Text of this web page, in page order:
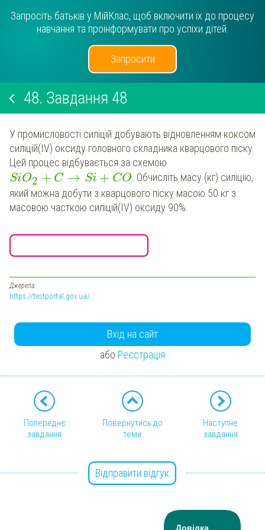
Запросіть батьків у МійКлас, щоб включити їх до процесу
навчання та проінформувати про успіхи дітей.
Запросити
48. Завдання 48
У промисловості силіцій добувають відновленням коксом
силіцій(IV) оксиду головного складника кварцового піску.
Цей процес відбувається за схемою
SiO2 + C → Si + CO. Обчисліть масу (кг) силіцію,
який можна добути з кварцового піску масою 50 кг з
масовою часткою силіцій(IV) оксиду 90%.
Джерела:
https://testportal.gov.ua/
Вхід на сайт
або Реєстрація
Попереднє
завдання
Повернутись до
теми
Наступне
завдання
Відправити відгук